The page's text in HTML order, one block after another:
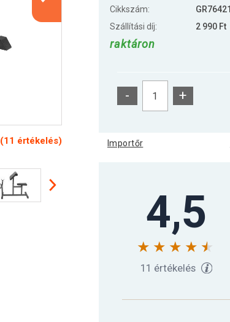
(11 értékelés)
Cikkszám:
GR76421
Szállítási díj:
2 990 Ft
raktáron
- +
Importőr
4,5
11 értékelés